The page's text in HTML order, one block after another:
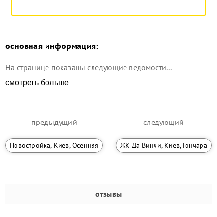
основная информация:
На странице показаны следующие ведомости...
смотреть больше
предыдущий
Новостройка, Киев, Осенняя
следующий
ЖК Да Винчи, Киев, Гончара
отзывы